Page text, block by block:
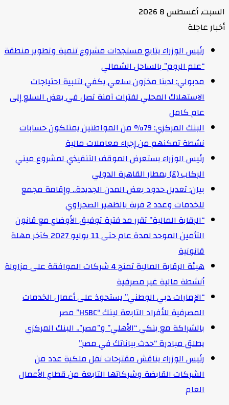
السبت, أغسطس 8 2026
أخبار عاجلة
رئيس الوزراء يتابع مستجدات مشروع تنمية وتطوير منطقة
“علم الروم” بالساحل الشمالي
مدبولي: لدينا مخزون سلعي يكفي لتلبية احتياجات
الاستهلاك المحلي لفترات آمنة تصل في بعض السلع إلى
عام كامل
البنك المركزي: 79% من المواطنين يمتلكون حسابات
نشطة تمكنهم من إجراء معاملات مالية
رئيس الوزراء يستعرض الموقف التنفيذي لمشروع مبني
الركاب (٤) بمطار القاهرة الدولي
بيان: تعديل حدود بعض المدن الجديدة.. وإقامة مجمع
للخدمات وعدد 2 قرية بالظهير الصحراوي
“الرقابة المالية” تقرر مد فترة توفيق الأوضاع مع قانون
التأمين الموحد لمدة عام حتى 11 يوليو 2027 كآخر مهلة
قانونية
هيئة الرقابة المالية تمنح 4 شركات الموافقة على مزاولة
أنشطة مالية غير مصرفية
“الإمارات دبي الوطني” يستحوذ على أعمال الخدمات
المصرفية للأفراد التابعة لبنك “HSBC” مصر
بالشراكة مع بنكي “الأهلي” و”مصر”.. البنك المركزي
يطلق مبادرة “حدث بياناتك في مصر”
رئيس الوزراء يناقش مقترحات نقل ملكية عدد من
الشركات القابضة وشركاتها التابعة من قطاع الأعمال
العام